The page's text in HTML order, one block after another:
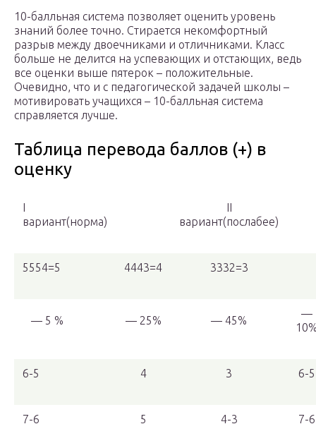
10-балльная система позволяет оценить уровень
знаний более точно. Стирается некомфортный
разрыв между двоечниками и отличниками. Класс
больше не делится на успевающих и отстающих, ведь
все оценки выше пятерок – положительные.
Очевидно, что и с педагогической задачей школы –
мотивировать учащихся – 10-балльная система
справляется лучше.
Таблица перевода баллов (+) в
оценку
I
вариант(норма)
II
вариант(послабее)
5554=5 4443=4 3332=3
— 5 % — 25% — 45%
—
6-5 4 3 6-5
7-6 5 4-3 7-6